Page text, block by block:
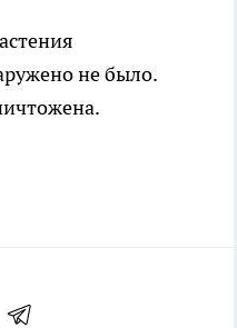
не было.